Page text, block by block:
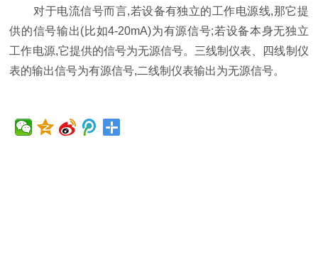
对于电流信号而言,若设备有独立的工作电源线,那它提
供的信号输出(比如4-20mA)为有源信号;若设备本身无独立
工作电源,它提供的信号为无源信号。三线制仪表、四线制仪
表的输出信号为有源信号,二线制仪表输出为无源信号。